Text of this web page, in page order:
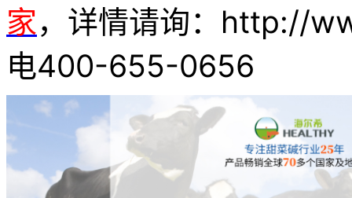
家，详情请询：http://
电400-655-0656